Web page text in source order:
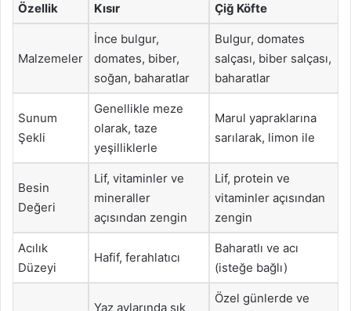
Özellik Kısır Çiğ Köfte
Malzemeler
İnce bulgur,
domates, biber,
soğan, baharatlar
Bulgur, domates
salçası, biber salçası,
baharatlar
Sunum
Şekli
Genellikle meze
olarak, taze
yeşilliklerle
Marul yapraklarına
sarılarak, limon ile
Besin
Değeri
Lif, vitaminler ve
mineraller
açısından zengin
Lif, protein ve
vitaminler açısından
zengin
Acılık
Düzeyi
Hafif, ferahlatıcı
Baharatlı ve acı
(isteğe bağlı)
Yaz aylarında sık
Özel günlerde ve